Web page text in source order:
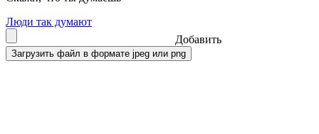
Люди так думают
Добавить